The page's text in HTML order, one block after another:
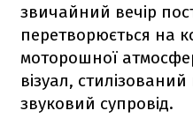
звичайний вечір
перетворюється на
моторошної
візуал, стилізований
звуковий супровід.